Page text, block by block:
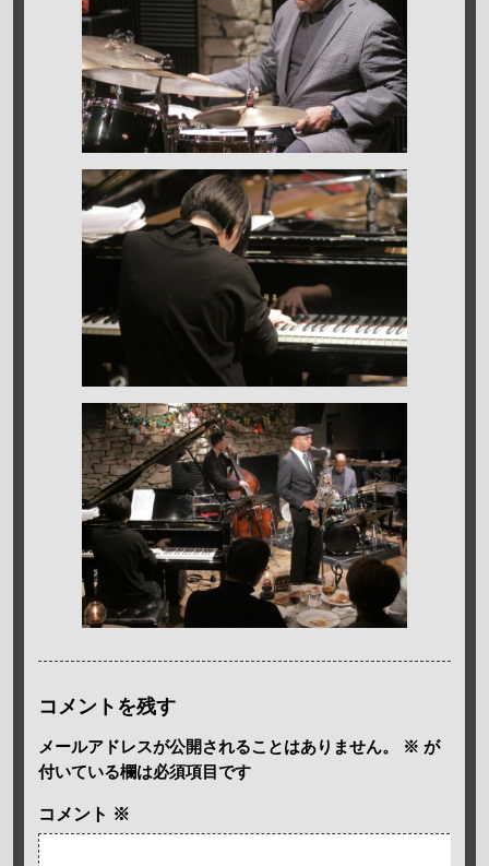
コメントを残す
メールアドレスが公開されることはありません。 ※ が
付いている欄は必須項目です
コメント ※